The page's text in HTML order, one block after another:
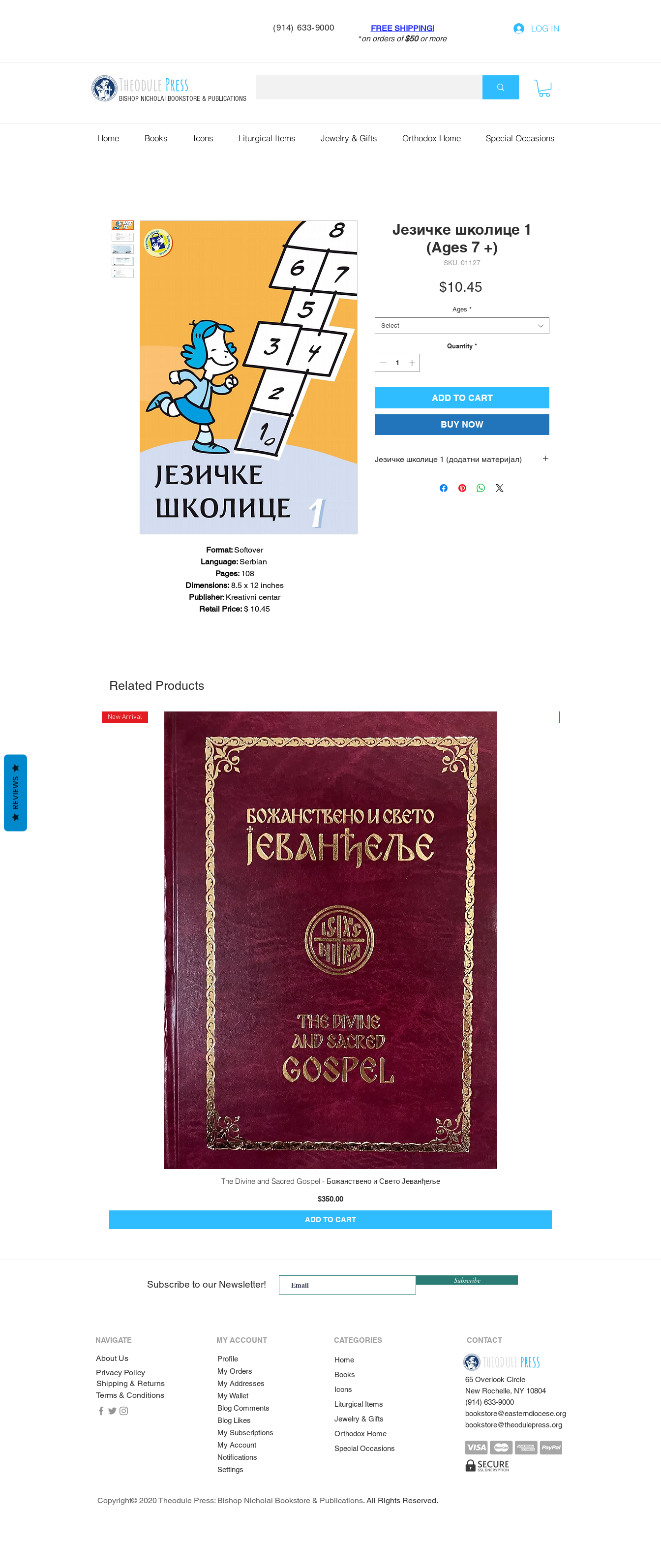
(914) 633-9000
FREE SHIPPING!
*on orders of$50or more
LOG IN
Theodule Press
BISHOP NICHOLAI BOOKSTORE & PUBLICATIONS
Home Books Icons Liturgical Items Jewelry & Gifts Orthodox Home Special Occasions
Format:Softover
Language:Serbian
Pages: 108
Dimensions: 8.5 x 12 inches
Publisher: Kreativni centar
Retail Price: $ 10.45
Језичке школице 1
(Ages 7 +)
SKU: 01127
$10.45
Ages *
Select
Quantity *
ADD TO CART
BUY NOW
Језичке школице 1 (додатни материјал)
Радовановић, Александра Станић, Саша
Related Products
Quick View
New Arrival
The Divine and Sacred Gospel - Божанствено и Свето Јеванђеље
Price
$350.00
ADD TO CART
Subscribe to our Newsletter! Subscribe
NAVIGATE
About Us
Privacy Policy
Shipping & Returns
Terms & Conditions
MY ACCOUNT
Profile
My Orders
My Addresses
My Wallet
Blog Comments
Blog Likes
My Subscriptions
My Account
Notifications
Settings
CATEGORIES
Home
Books
Icons
Liturgical Items
Jewelry & Gifts
Orthodox Home
Special Occasions
CONTACT
THEODULE PRESS
65 Overlook Circle
New Rochelle, NY 10804
(914) 633-9000
bookstore@easterndiocese.org
bookstore@theodulepress.org
Copyright© 2020 Theodule Press: Bishop Nicholai Bookstore & Publications. All Rights Reserved.
REVIEWS